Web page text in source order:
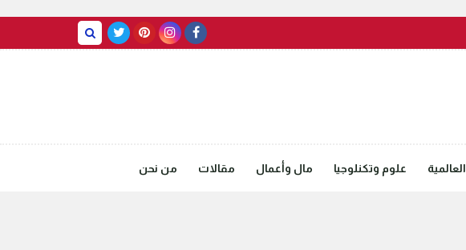
العالمية علوم وتكنلوجيا مال وأعمال مقالات من نحن